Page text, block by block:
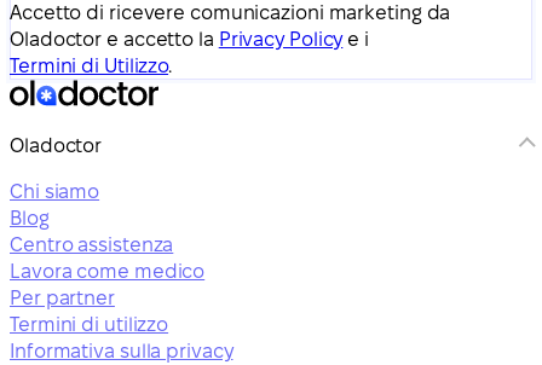
Accetto di ricevere comunicazioni marketing da
Oladoctor e accetto la Privacy Policye i
Termini di Utilizzo.
Oladoctor
Chi siamo
Blog
Centro assistenza
Lavora come medico
Per partner
Termini di utilizzo
Informativa sulla privacy